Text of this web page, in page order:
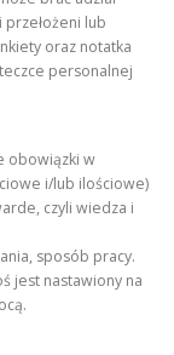
lub
oraz notatka
personalnej
obowiązki w
i/lub ilościowe)
czyli wiedza i
sposób pracy.
jest nastawiony na